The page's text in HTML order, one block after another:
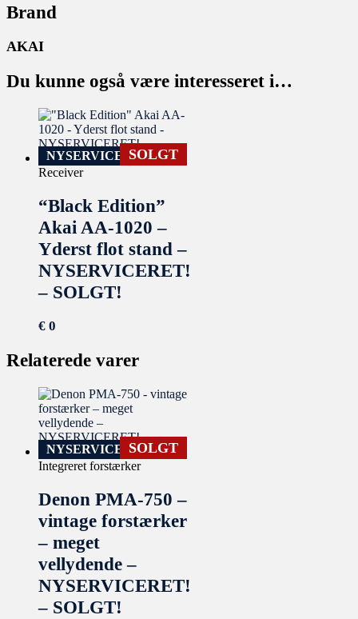
Brand
AKAI
Du kunne også være interesseret i…
NYSERVICERETSOLGT
Receiver
“Black Edition”
Akai AA-1020 –
Yderst flot stand –
NYSERVICERET!
– SOLGT!
€ 0
Relaterede varer
NYSERVICERETSOLGT
Integreret forstærker
Denon PMA-750 –
vintage forstærker
– meget
vellydende –
NYSERVICERET!
– SOLGT!